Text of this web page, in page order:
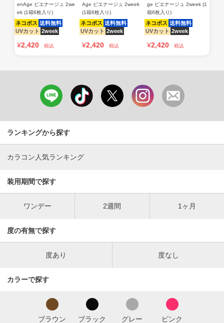
enAge ピエナージュ 2we
ek (1箱6枚入り)
ネコポス 送料無料
UVカット 2week
¥2,420 税込
Age ピエナージュ 2week
(1箱6枚入り)
ネコポス 送料無料
UVカット 2week
¥2,420 税込
ge ピエナージュ 2week (1
箱6枚入り)
ネコポス 送料無料
UVカット 2week
¥2,420 税込
ランキングから探す
カラコン人気ランキング
装用期間で探す
ワンデー 2週間 1ヶ月
度の有無で探す
度あり 度なし
カラーで探す
ブラウン ブラック グレー ピンク